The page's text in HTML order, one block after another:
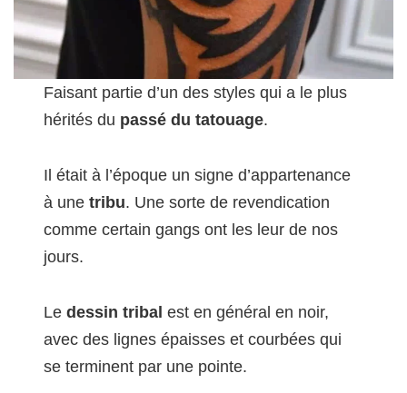
Faisant partie d’un des styles qui a le plus
hérités du passé du tatouage.
Il était à l’époque un signe d’appartenance
à unetribu. Une sorte de revendication
comme certain gangs ont les leur de nos
jours.
Ledessin tribal est en général en noir,
avec des lignes épaisses et courbées qui
se terminent par une pointe.